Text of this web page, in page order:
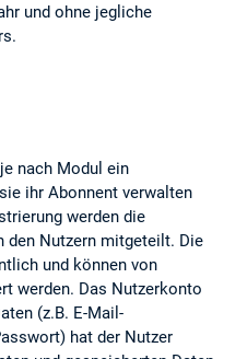
und ohne jegliche
nach Modul ein
ihr Abonnent verwalten
werden die
den Nutzern mitgeteilt. Die
und können von
werden. Das Nutzerkonto
(z.B. E-Mail-
hat der Nutzer